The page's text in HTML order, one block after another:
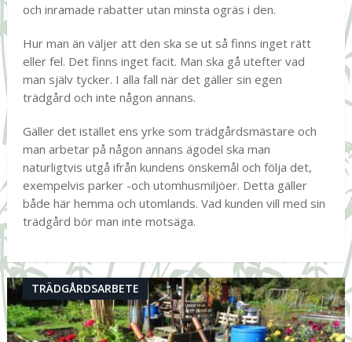
och inramade rabatter utan minsta ogräs i den.
Hur man än väljer att den ska se ut så finns inget rätt
eller fel. Det finns inget facit. Man ska gå utefter vad
man själv tycker. I alla fall när det gäller sin egen
trädgård och inte någon annans.
Gäller det istället ens yrke som trädgårdsmästare och
man arbetar på någon annans ägodel ska man
naturligtvis utgå ifrån kundens önskemål och följa det,
exempelvis parker -och utomhusmiljöer. Detta gäller
både här hemma och utomlands. Vad kunden vill med sin
trädgård bör man inte motsäga.
TRÄDGÅRDSARBETE